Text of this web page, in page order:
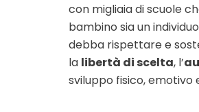
con migliaia di scuole
bambino sia un
debba rispettare e
la libertà di scelta, l’
sviluppo fisico, emotivo